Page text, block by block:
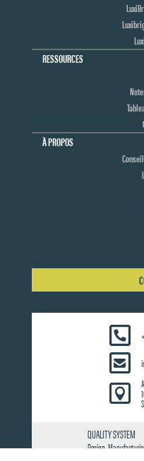
RESSOURCES
À PROPOS

QUALITY SYSTEM
Design,